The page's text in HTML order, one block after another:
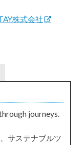
株式会社
journeys.
サステナブルツ